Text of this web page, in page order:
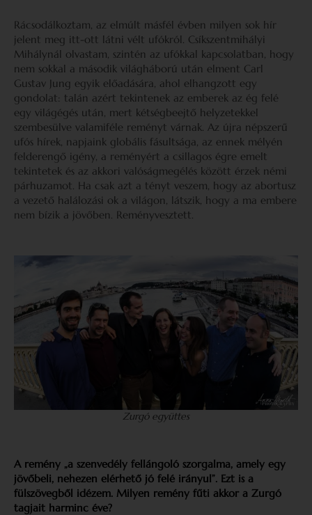
Rácsodálkoztam, az elmúlt másfél évben milyen sok hír
jelent meg itt-ott látni vélt ufókról. Csíkszentmihályi
Mihálynál olvastam, szintén az ufókkal kapcsolatban, hogy
nem sokkal a második világháború után elment Carl
Gustav Jung egyik előadására, ahol elhangzott egy
gondolat: talán azért tekintenek az emberek az ég felé
egy világégés után, mert kétségbeejtő helyzetekkel
szembesülve valamiféle reményt várnak. Az újra népszerű
ufós hírek, napjaink globális fásultsága, az ennek mélyén
felderengő igény, a reményért a csillagos égre emelt
tekintetek és az akkori valóságmegélés között érzek némi
párhuzamot. Ha csak azt a tényt veszem, hogy az abortusz
a vezető halálozási ok a világon, látszik, hogy a ma embere
nem bízik a jövőben. Reményvesztett.
Zurgó együttes
A remény „a szenvedély fellángoló szorgalma, amely egy
jövőbeli, nehezen elérhető jó felé irányul”. Ezt is a
fülszövegből idézem. Milyen remény fűti akkor a Zurgó
tagjait harminc éve?